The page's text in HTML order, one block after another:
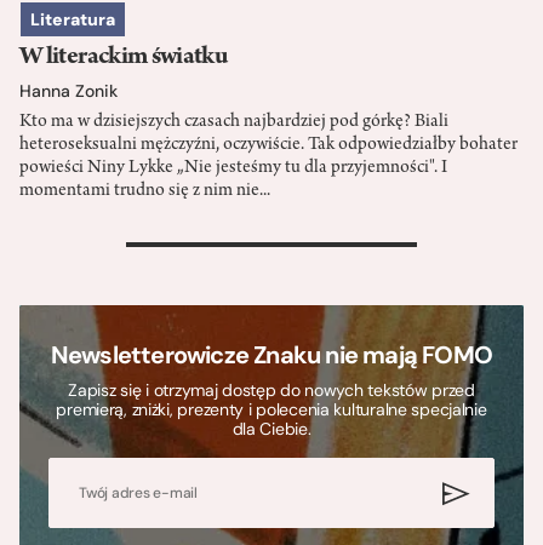
Literatura
W literackim światku
Hanna Zonik
Kto ma w dzisiejszych czasach najbardziej pod górkę? Biali
heteroseksualni mężczyźni, oczywiście. Tak odpowiedziałby bohater
powieści Niny Lykke „Nie jesteśmy tu dla przyjemności". I
momentami trudno się z nim nie...
>
Newsletterowicze Znaku nie mają FOMO
Zapisz się i otrzymaj dostęp do nowych tekstów przed
premierą, zniżki, prezenty i polecenia kulturalne specjalnie
dla Ciebie.